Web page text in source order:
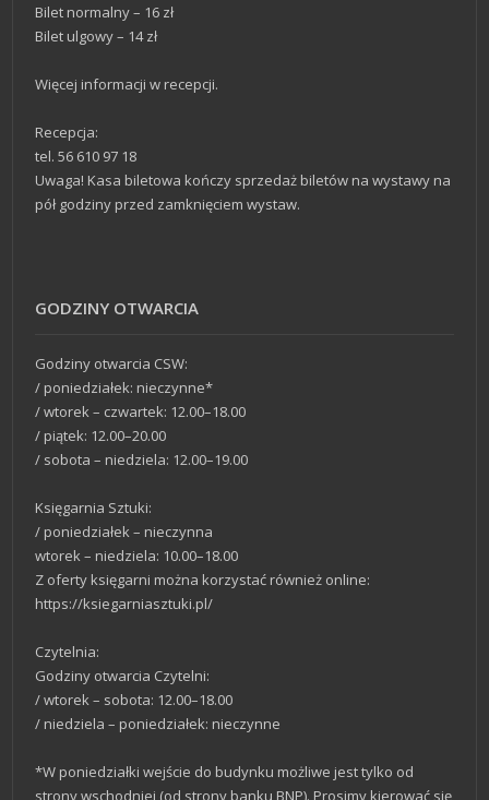
Bilet normalny – 16 zł
Bilet ulgowy – 14 zł
Więcej informacji w recepcji.
Recepcja:
tel. 56 610 97 18
Uwaga! Kasa biletowa kończy sprzedaż biletów na wystawy na
pół godziny przed zamknięciem wystaw.
GODZINY OTWARCIA
Godziny otwarcia CSW:
/ poniedziałek: nieczynne*
/ wtorek – czwartek: 12.00–18.00
/ piątek: 12.00–20.00
/ sobota – niedziela: 12.00–19.00
Księgarnia Sztuki:
/ poniedziałek – nieczynna
wtorek – niedziela: 10.00–18.00
Z oferty księgarni można korzystać również online:
https://ksiegarniasztuki.pl/
Czytelnia:
Godziny otwarcia Czytelni:
/ wtorek – sobota: 12.00–18.00
/ niedziela – poniedziałek: nieczynne
*W poniedziałki wejście do budynku możliwe jest tylko od
strony wschodniej (od strony banku BNP). Prosimy kierować się